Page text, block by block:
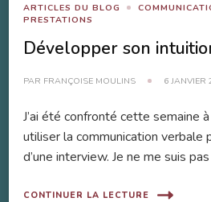
ARTICLES DU BLOG
PRESTATIONS
Développer son
PAR FRANÇOISE MOULINS 6 JANVIER
J’ai été confronté cette semaine
utiliser la communication verbale
d’une interview. Je ne me suis
CONTINUER LA LECTURE